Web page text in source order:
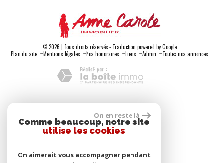
© 2026 | Tous droits réservés - Traduction powered by Google
Plan du site -Mentions légales -Nos honoraires -Liens-Admin -Toutes nos annonces
Adhérents
On en reste là
Comme beaucoup, notre site
utilise les cookies
On aimerait vous accompagner pendant